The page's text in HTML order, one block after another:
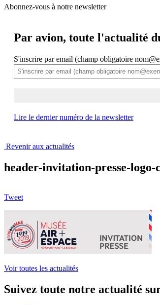
Abonnez-vous à notre newsletter
Par avion, toute l'actualité
S'inscrire par email (champ obligatoire
Lire le dernier numéro de la newsletter
Revenir aux actualités
header-invitation-presse-logo-
Tweet
Voir toutes les actualités
Suivez toute notre actualité